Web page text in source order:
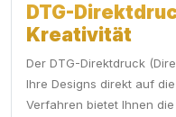
DTG-
Kreativität
Der DTG-Direktdruck
Ihre Designs direkt auf
Verfahren bietet Ihnen